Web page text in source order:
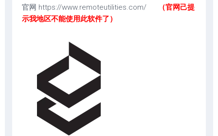
官网 https://www.remoteutilities.com/
（官网己提
示我地区不能使用此软件了）